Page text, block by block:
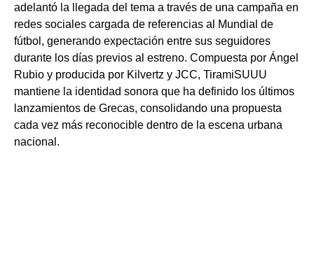
adelantó la llegada del tema a través de una campaña en
redes sociales cargada de referencias al Mundial de
fútbol, generando expectación entre sus seguidores
durante los días previos al estreno. Compuesta por Ángel
Rubio y producida por Kilvertz y JCC, TiramiSUUU
mantiene la identidad sonora que ha definido los últimos
lanzamientos de Grecas, consolidando una propuesta
cada vez más reconocible dentro de la escena urbana
nacional.